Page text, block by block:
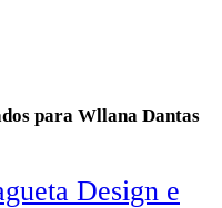
para Wllana Dantas
Design e